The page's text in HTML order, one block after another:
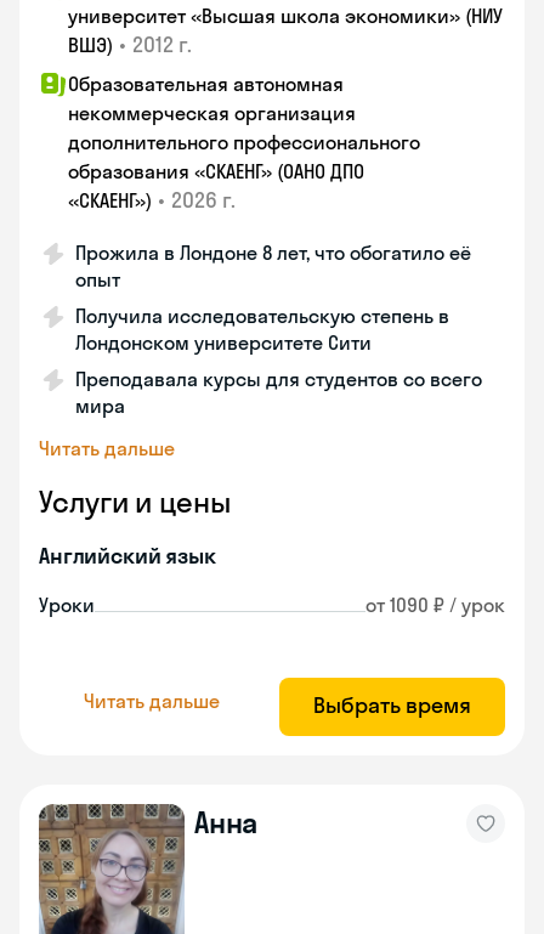
университет «Высшая школа экономики» (НИУ
ВШЭ) • 2012 г.
Образовательная автономная
некоммерческая организация
дополнительного профессионального
образования «СКАЕНГ» (ОАНО ДПО
«СКАЕНГ») • 2026 г.
Прожила в Лондоне 8 лет, что обогатило её
опыт
Получила исследовательскую степень в
Лондонском университете Сити
Преподавала курсы для студентов со всего
мира
Читать дальше
Услуги и цены
Английский язык
Уроки от 1090 ₽ / урок
Читать дальше Выбрать время
Анна